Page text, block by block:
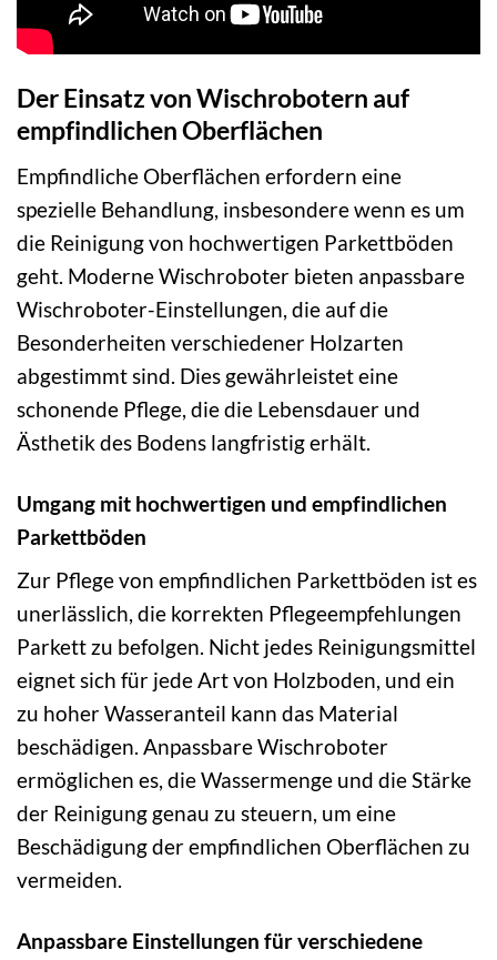
Der Einsatz von Wischrobotern auf
empfindlichen Oberflächen
Empfindliche Oberflächen erfordern eine
spezielle Behandlung, insbesondere wenn es um
die Reinigung von hochwertigen Parkettböden
geht. Moderne Wischroboter bieten anpassbare
Wischroboter-Einstellungen, die auf die
Besonderheiten verschiedener Holzarten
abgestimmt sind. Dies gewährleistet eine
schonende Pflege, die die Lebensdauer und
Ästhetik des Bodens langfristig erhält.
Umgang mit hochwertigen und empfindlichen
Parkettböden
Zur Pflege von empfindlichen Parkettböden ist es
unerlässlich, die korrekten Pflegeempfehlungen
Parkett zu befolgen. Nicht jedes Reinigungsmittel
eignet sich für jede Art von Holzboden, und ein
zu hoher Wasseranteil kann das Material
beschädigen. Anpassbare Wischroboter
ermöglichen es, die Wassermenge und die Stärke
der Reinigung genau zu steuern, um eine
Beschädigung der empfindlichen Oberflächen zu
vermeiden.
Anpassbare Einstellungen für verschiedene